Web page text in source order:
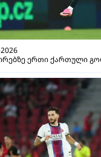
ერთი ქართული